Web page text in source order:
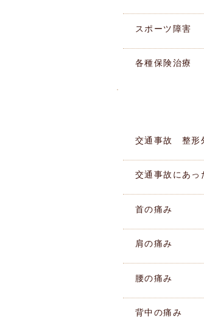
スポーツ障害
各種保険治療
交通事故 整形
交通事故にあっ
首の痛み
肩の痛み
腰の痛み
背中の痛み